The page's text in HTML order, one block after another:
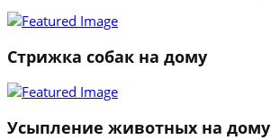
Стрижка собак на дому
Усыпление животных на дому